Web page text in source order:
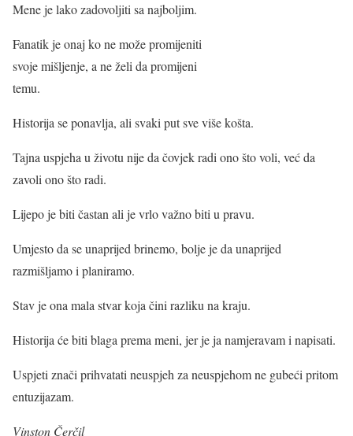
Mene je lako zadovoljiti sa najboljim.
Fanatik je onaj ko ne može promijeniti
svoje mišljenje, a ne želi da promijeni
temu.
Historija se ponavlja, ali svaki put sve više košta.
Tajna uspjeha u životu nije da čovjek radi ono što voli, već da
zavoli ono što radi.
Lijepo je biti častan ali je vrlo važno biti u pravu.
Umjesto da se unaprijed brinemo, bolje je da unaprijed
razmišljamo i planiramo.
Stav je ona mala stvar koja čini razliku na kraju.
Historija će biti blaga prema meni, jer je ja namjeravam i napisati.
Uspjeti znači prihvatati neuspjeh za neuspjehom ne gubeći pritom
entuzijazam.
Vinston Čerčil